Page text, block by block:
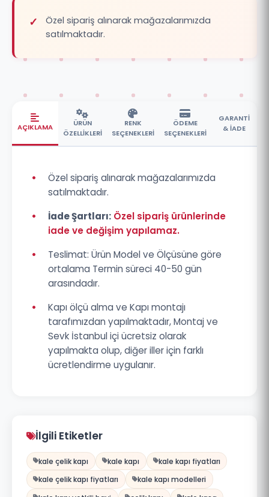
Özel sipariş alınarak mağazalarımızda
satılmaktadır.
AÇIKLAMA
ÜRÜN
ÖZELLİKLERİ
RENK
SEÇENEKLERİ
ÖDEME
SEÇENEKLERİ
GARANTİ
& İADE
•
Özel sipariş alınarak mağazalarımızda
satılmaktadır.
•
İade Şartları: Özel sipariş ürünlerinde
iade ve değişim yapılamaz.
•
Teslimat: Ürün Model ve Ölçüsüne göre
ortalama Termin süreci 40-50 gün
arasındadır.
•
Kapı ölçü alma ve Kapı montajı
tarafımızdan yapılmaktadır, Montaj ve
Sevk İstanbul içi ücretsiz olarak
yapılmakta olup, diğer iller için farklı
ücretlendirme uygulanır.
İlgili Etiketler
kale çelik kapı kale kapı
kale kapı fiyatları
kale çelik kapı fiyatları
kale kapı modelleri